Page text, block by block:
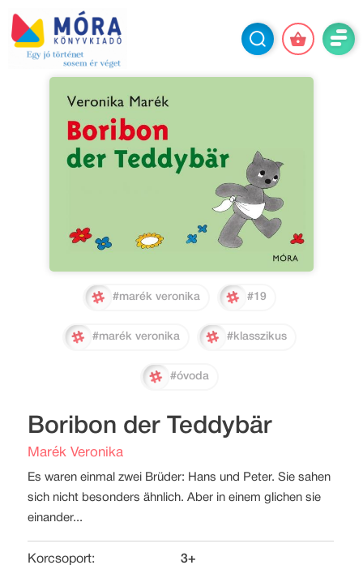
#marék veronika #19
#marék veronika #klasszikus
#óvoda
Boribon der Teddybär
Marék Veronika
Es waren einmal zwei Brüder: Hans und Peter. Sie sahen
sich nicht besonders ähnlich. Aber in einem glichen sie
einander...
Korcsoport:
3+